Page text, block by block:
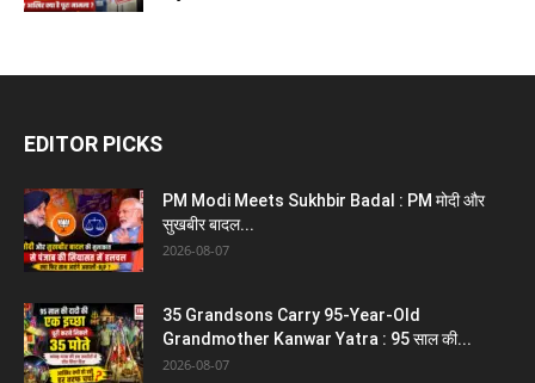
EDITOR PICKS
PM Modi Meets Sukhbir Badal : PM मोदी और
सुखबीर बादल...
2026-08-07
35 Grandsons Carry 95-Year-Old
Grandmother Kanwar Yatra : 95 साल की...
2026-08-07